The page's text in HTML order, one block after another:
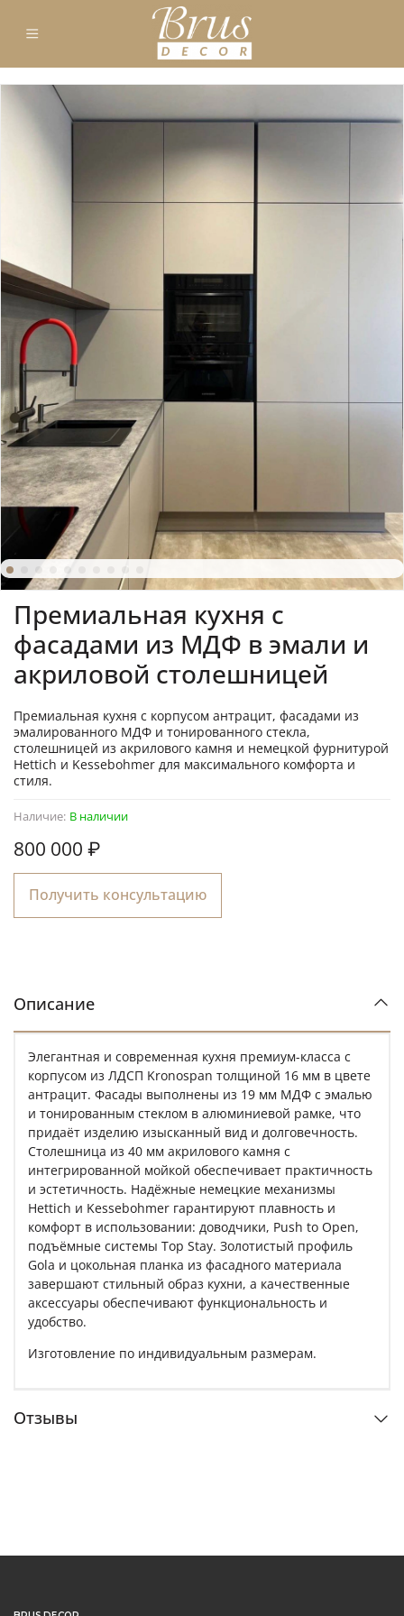
Наличие: В наличии
Премиальная кухня с
фасадами из МДФ в эмали и
акриловой столешницей
800 000 ₽
Получить консультацию
Премиальная кухня с корпусом антрацит, фасадами из
эмалированного МДФ и тонированного стекла,
столешницей из акрилового камня и немецкой фурнитурой
Hettich и Kessebohmer для максимального комфорта и
стиля.
Описание
Элегантная и современная кухня премиум-класса с
корпусом из ЛДСП Kronospan толщиной 16 мм в цвете
антрацит. Фасады выполнены из 19 мм МДФ с эмалью
и тонированным стеклом в алюминиевой рамке, что
придаёт изделию изысканный вид и долговечность.
Столешница из 40 мм акрилового камня с
интегрированной мойкой обеспечивает практичность
и эстетичность. Надёжные немецкие механизмы
Hettich и Kessebohmer гарантируют плавность и
комфорт в использовании: доводчики, Push to Open,
подъёмные системы Top Stay. Золотистый профиль
Gola и цокольная планка из фасадного материала
завершают стильный образ кухни, а качественные
аксессуары обеспечивают функциональность и
удобство.
Изготовление по индивидуальным размерам.
Отзывы